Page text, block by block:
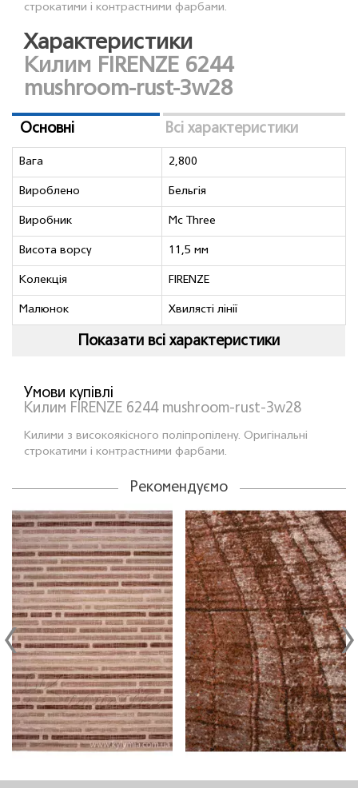
строкатими і контрастними фарбами.
Характеристики
Килим FIRENZE 6244
mushroom-rust-3w28
Основні Всі характеристики
Вага 2,800
Вироблено Бельгія
Виробник Mc Three
Висота ворсу 11,5 мм
Колекція FIRENZE
Малюнок Хвилясті лінії
Показати всі характеристики
Умови купівлі
Килим FIRENZE 6244 mushroom-rust-3w28
Килими з високоякiсного поліпропілену. Оригінальні
строкатими і контрастними фарбами.
Рекомендуємо